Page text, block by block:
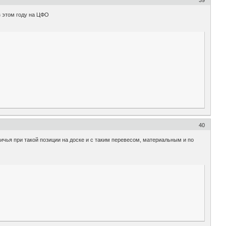
этом году на ЦФО
40
при такой позиции на доске и с таким перевесом, материальным и по